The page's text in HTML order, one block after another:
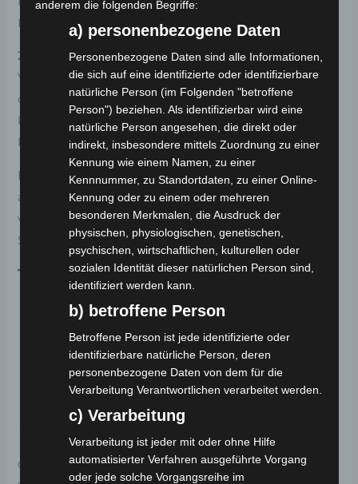
Fahrspaß für Sie.
2IN1-Fahrfunktion:Ein einzigartiges Merkmal des
Volta VSM ist die 2IN1-Funktion. Wählen Sie zwischen
dem komfortablen Gasgriff oder nutzen Sie die
klassische Art des Pedalierens, je nach Stimmung und
Bedarf.
Reifengröße:Die optimierten Reifen sorgen für ein
ausgewogenes Fahrverhalten. Vorne mit einer Größe
von 16-2.5 und hinten mit 14-2.5 sind sie ideal für
Stadt- und Landfahrten geeignet.
Technische Maße:
Länge:1510 mm
Breite:630 mm
Höhe:1060 mm
Radstand:
1110 mm
Fazit:
Ob für den Weg zur Arbeit, eine Spritztour am
anderem die folgenden Begriffe:
a) personenbezogene Daten
Personenbezogene Daten sind alle Informationen,
die sich auf eine identifizierte oder identifizierbare
natürliche Person (im Folgenden "betroffene
Person") beziehen. Als identifizierbar wird eine
natürliche Person angesehen, die direkt oder
indirekt, insbesondere mittels Zuordnung zu einer
Kennung wie einem Namen, zu einer
Kennnummer, zu Standortdaten, zu einer Online-
Kennung oder zu einem oder mehreren
besonderen Merkmalen, die Ausdruck der
physischen, physiologischen, genetischen,
psychischen, wirtschaftlichen, kulturellen oder
sozialen Identität dieser natürlichen Person sind,
identifiziert werden kann.
b) betroffene Person
Betroffene Person ist jede identifizierte oder
identifizierbare natürliche Person, deren
personenbezogene Daten von dem für die
Verarbeitung Verantwortlichen verarbeitet werden.
c) Verarbeitung
Verarbeitung ist jeder mit oder ohne Hilfe
automatisierter Verfahren ausgeführte Vorgang
oder jede solche Vorgangsreihe im